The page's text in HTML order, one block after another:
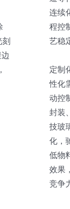
刻
连续
程控
艺稳
定制
性化
动控
封装
技玻
化，
低物
效果
竞争